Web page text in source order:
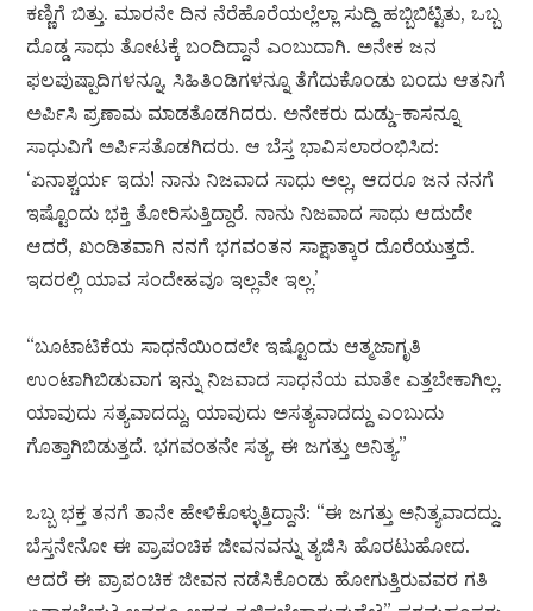
ಕಣ್ಣಿಗೆ ಬಿತ್ತು. ಮಾರನೇ ದಿನ ನೆರೆಹೊರೆಯಲ್ಲೆಲ್ಲಾ ಸುದ್ದಿ ಹಬ್ಬಿಬಿಟ್ಟಿತು, ಒಬ್ಬ
ದೊಡ್ಡ ಸಾಧು ತೋಟಕ್ಕೆ ಬಂದಿದ್ದಾನೆ ಎಂಬುದಾಗಿ. ಅನೇಕ ಜನ
ಫಲಪುಷ್ಪಾದಿಗಳನ್ನೂ, ಸಿಹಿತಿಂಡಿಗಳನ್ನೂ ತೆಗೆದುಕೊಂಡು ಬಂದು ಆತನಿಗೆ
ಅರ್ಪಿಸಿ ಪ್ರಣಾಮ ಮಾಡತೊಡಗಿದರು. ಅನೇಕರು ದುಡ್ಡು-ಕಾಸನ್ನೂ
ಸಾಧುವಿಗೆ ಅರ್ಪಿಸತೊಡಗಿದರು. ಆ ಬೆಸ್ತ ಭಾವಿಸಲಾರಂಭಿಸಿದ:
‘ಏನಾಶ್ಚರ್ಯ ಇದು! ನಾನು ನಿಜವಾದ ಸಾಧು ಅಲ್ಲ, ಆದರೂ ಜನ ನನಗೆ
ಇಷ್ಟೊಂದು ಭಕ್ತಿ ತೋರಿಸುತ್ತಿದ್ದಾರೆ. ನಾನು ನಿಜವಾದ ಸಾಧು ಆದುದೇ
ಆದರೆ, ಖಂಡಿತವಾಗಿ ನನಗೆ ಭಗವಂತನ ಸಾಕ್ಷಾತ್ಕಾರ ದೊರೆಯುತ್ತದೆ.
ಇದರಲ್ಲಿ ಯಾವ ಸಂದೇಹವೂ ಇಲ್ಲವೇ ಇಲ್ಲ.’
“ಬೂಟಾಟಿಕೆಯ ಸಾಧನೆಯಿಂದಲೇ ಇಷ್ಟೊಂದು ಆತ್ಮಜಾಗೃತಿ
ಉಂಟಾಗಿಬಿಡುವಾಗ ಇನ್ನು ನಿಜವಾದ ಸಾಧನೆಯ ಮಾತೇ ಎತ್ತಬೇಕಾಗಿಲ್ಲ.
ಯಾವುದು ಸತ್ಯವಾದದ್ದು, ಯಾವುದು ಅಸತ್ಯವಾದದ್ದು ಎಂಬುದು
ಗೊತ್ತಾಗಿಬಿಡುತ್ತದೆ. ಭಗವಂತನೇ ಸತ್ಯ, ಈ ಜಗತ್ತು ಅನಿತ್ಯ.”
ಒಬ್ಬ ಭಕ್ತ ತನಗೆ ತಾನೇ ಹೇಳಿಕೊಳ್ಳುತ್ತಿದ್ದಾನೆ: “ಈ ಜಗತ್ತು ಅನಿತ್ಯವಾದದ್ದು.
ಬೆಸ್ತನೇನೋ ಈ ಪ್ರಾಪಂಚಿಕ ಜೀವನವನ್ನು ತ್ಯಜಿಸಿ ಹೊರಟುಹೋದ.
ಆದರೆ ಈ ಪ್ರಾಪಂಚಿಕ ಜೀವನ ನಡೆಸಿಕೊಂಡು ಹೋಗುತ್ತಿರುವವರ ಗತಿ